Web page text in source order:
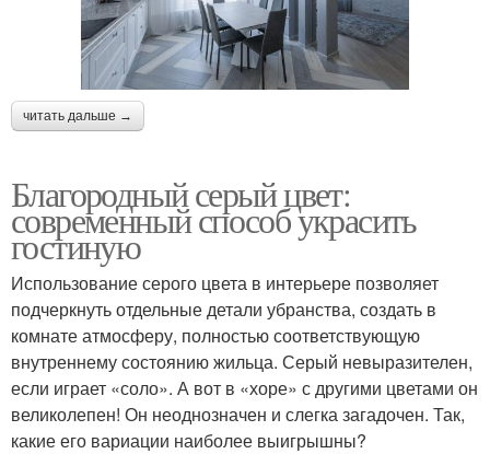
читать дальше →
Благородный серый цвет:
современный способ украсить
гостиную
Использование серого цвета в интерьере позволяет
подчеркнуть отдельные детали убранства, создать в
комнате атмосферу, полностью соответствующую
внутреннему состоянию жильца. Серый невыразителен,
если играет «соло». А вот в «хоре» с другими цветами он
великолепен! Он неоднозначен и слегка загадочен. Так,
какие его вариации наиболее выигрышны?